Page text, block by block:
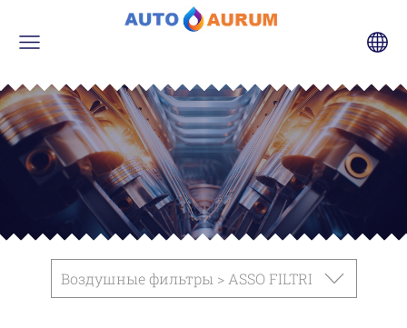
Воздушные фильтры > ASSO FILTRI